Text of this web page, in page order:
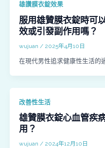
雄讚膜衣錠效果
服用雄贊膜衣錠時可
效或引發副作用嗎？
wujuan / 2025年4月10日
在現代男性追求健康性生活的
改善性生活
雄贊膜衣錠心血管疾
用？
wujuan / 2024年12月10日